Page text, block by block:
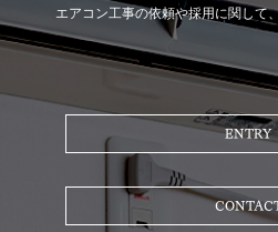
エアコン工事の依頼や採用に関して
ENTRY